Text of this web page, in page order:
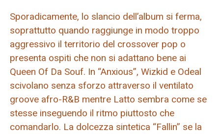
Sporadicamente, lo slancio dell’album si ferma,
soprattutto quando raggiunge in modo troppo
aggressivo il territorio del crossover pop o
presenta ospiti che non si adattano bene ai
Queen Of Da Souf. In “Anxious”, Wizkid e Odeal
scivolano senza sforzo attraverso il ventilato
groove afro-R&B mentre Latto sembra come se
stesse inseguendo il ritmo piuttosto che
comandarlo. La dolcezza sintetica “Fallin” se la